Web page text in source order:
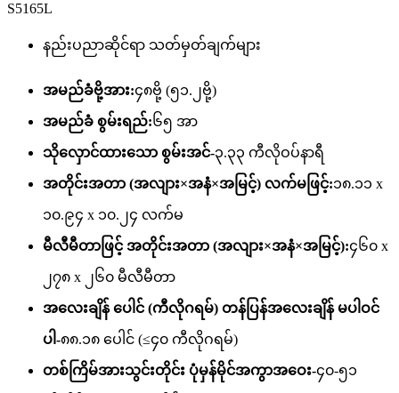
S5165L
နည်းပညာဆိုင်ရာ သတ်မှတ်ချက်များ
အမည်ခံဗို့အား:၄၈ဗို့ (၅၁.၂ဗို့)
အမည်ခံ စွမ်းရည်:၆၅ အာ
သိုလှောင်ထားသော စွမ်းအင်-၃.၃၃ ကီလိုဝပ်နာရီ
အတိုင်းအတာ (အလျား×အနံ×အမြင့်) လက်မဖြင့်:၁၈.၁၁ x
၁၀.၉၄ x ၁၀.၂၄ လက်မ
မီလီမီတာဖြင့် အတိုင်းအတာ (အလျား×အနံ×အမြင့်):၄၆၀ x
၂၇၈ x ၂၆၀ မီလီမီတာ
အလေးချိန် ပေါင် (ကီလိုဂရမ်) တန်ပြန်အလေးချိန် မပါဝင်
ပါ-၈၈.၁၈ ပေါင် (≤၄၀ ကီလိုဂရမ်)
တစ်ကြိမ်အားသွင်းတိုင်း ပုံမှန်မိုင်အကွာအဝေး-၄၀-၅၁